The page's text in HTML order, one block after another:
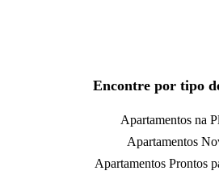
Encontre por tipo
Apartamentos na
Apartamentos
Apartamentos Prontos